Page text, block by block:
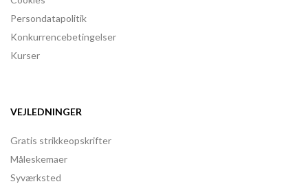
Persondatapolitik
Konkurrencebetingelser
Kurser
VEJLEDNINGER
Gratis strikkeopskrifter
Måleskemaer
Syværksted